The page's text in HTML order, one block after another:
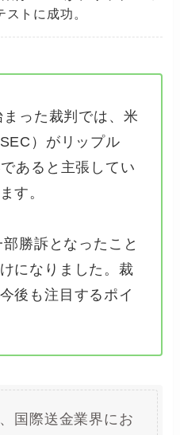
トに成功。
った裁判では、米
）がリップル
あると主張してい
す。
勝訴となったこと
になりました。裁
後も注目するポイ
国際送金業界にお